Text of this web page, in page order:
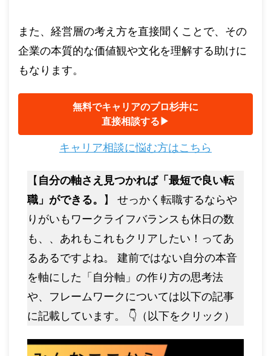
また、経営層の考え方を直接聞くことで、その
企業の本質的な価値観や文化を理解する助けに
もなります。
無料でキャリアのプロ杉井に
直接相談する▶︎
キャリア相談に悩む方はこちら
【 自分の軸さえ見つかれば「最短で良い転
職」ができる。
】 せっかく転職するならや
りがいもワークライフバランスも休日の数
も、、あれもこれもクリアしたい！ってあ
るあるですよね。 建前ではない自分の本音
を軸にした「自分軸」の作り方の思考法
や、フレームワークについては以下の記事
に記載しています。 👇（以下をクリック）